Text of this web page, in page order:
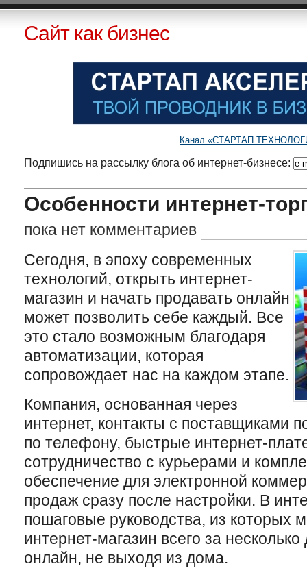
Сайт как бизнес
Канал «СТАРТАП
Подпишись на рассылку блога об интернет-бизнесе:
Особенности интернет-
пока нет комментариев
Сегодня, в эпоху современных
технологий, открыть интернет-
магазин и начать продавать онлайн
может позволить себе каждый. Все
это стало возможным благодаря
автоматизации, которая
сопровождает нас на каждом этапе.
Компания, основанная через
интернет, контакты с поставщиками
по телефону, быстрые интернет-
сотрудничество с курьерами и
обеспечение для электронной
продаж сразу после настройки. В
пошаговые руководства, из которых
интернет-магазин всего за
онлайн, не выходя из дома.